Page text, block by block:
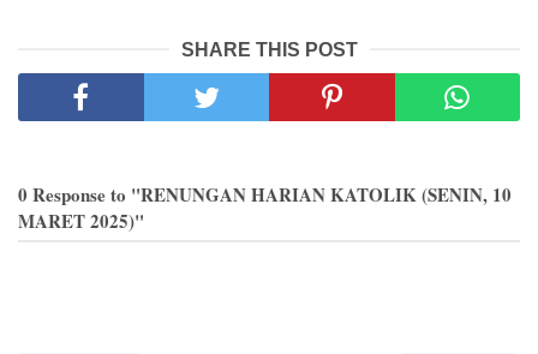
SHARE THIS POST
0 Response to "RENUNGAN HARIAN KATOLIK (SENIN, 10
MARET 2025)"